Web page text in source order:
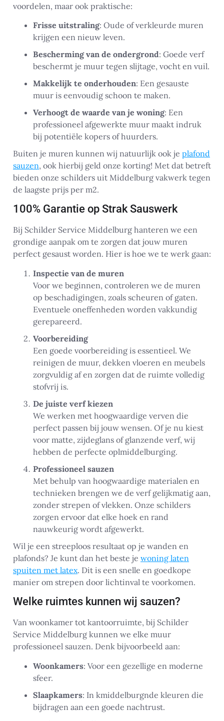
voordelen, maar ook praktische:
Frisse uitstraling: Oude of verkleurde muren
krijgen een nieuw leven.
Bescherming van de ondergrond: Goede verf
beschermt je muur tegen slijtage, vocht en vuil.
Makkelijk te onderhouden: Een gesauste
muur is eenvoudig schoon te maken.
Verhoogt de waarde van je woning: Een
professioneel afgewerkte muur maakt indruk
bij potentiële kopers of huurders.
Buiten je muren kunnen wij natuurlijk ook je plafond
sauzen, ook hierbij geld onze korting! Met dat betreft
bieden onze schilders uit Middelburg vakwerk tegen
de laagste prijs per m2.
100% Garantie op Strak Sauswerk
Bij Schilder Service Middelburg hanteren we een
grondige aanpak om te zorgen dat jouw muren
perfect gesaust worden. Hier is hoe we te werk gaan:
Inspectie van de muren
Voor we beginnen, controleren we de muren
op beschadigingen, zoals scheuren of gaten.
Eventuele oneffenheden worden vakkundig
gerepareerd.
Voorbereiding
Een goede voorbereiding is essentieel. We
reinigen de muur, dekken vloeren en meubels
zorgvuldig af en zorgen dat de ruimte volledig
stofvrij is.
De juiste verf kiezen
We werken met hoogwaardige verven die
perfect passen bij jouw wensen. Of je nu kiest
voor matte, zijdeglans of glanzende verf, wij
hebben de perfecte oplmiddelburging.
Professioneel sauzen
Met behulp van hoogwaardige materialen en
technieken brengen we de verf gelijkmatig aan,
zonder strepen of vlekken. Onze schilders
zorgen ervoor dat elke hoek en rand
nauwkeurig wordt afgewerkt.
Wil je een streeploos resultaat op je wanden en
plafonds? Je kunt dan het beste je woning laten
spuiten met latex. Dit is een snelle en goedkope
manier om strepen door lichtinval te voorkomen.
Welke ruimtes kunnen wij sauzen?
Van woonkamer tot kantoorruimte, bij Schilder
Service Middelburg kunnen we elke muur
professioneel sauzen. Denk bijvoorbeeld aan:
Woonkamers: Voor een gezellige en moderne
sfeer.
Slaapkamers: In kmiddelburgnde kleuren die
bijdragen aan een goede nachtrust.